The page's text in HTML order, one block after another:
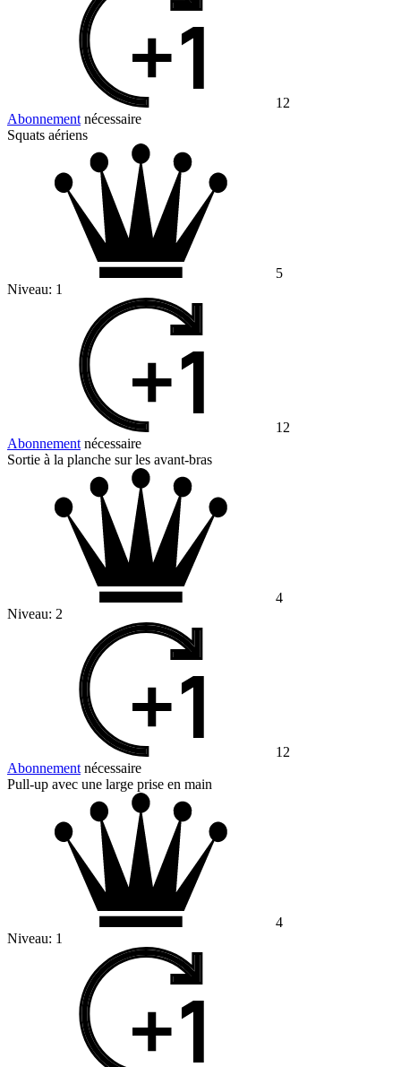
12
Abonnement nécessaire
Squats aériens
5
Niveau: 1
12
Abonnement nécessaire
Sortie à la planche sur les avant-bras
4
Niveau: 2
12
Abonnement nécessaire
Pull-up avec une large prise en main
4
Niveau: 1